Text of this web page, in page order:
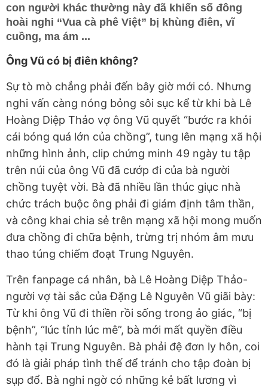
con người khác thường này đã khiến số đông
hoài nghi “Vua cà phê Việt” bị khùng điên, vĩ
cuồng, ma ám ...
Ông Vũ có bị điên không?
Sự tò mò chẳng phải đến bây giờ mới có. Nhưng
nghi vấn càng nóng bỏng sôi sục kể từ khi bà Lê
Hoàng Diệp Thảo vợ ông Vũ quyết “bước ra khỏi
cái bóng quá lớn của chồng”, tung lên mạng xã hội
những hình ảnh, clip chứng minh 49 ngày tu tập
trên núi của ông Vũ đã cướp đi của bà người
chồng tuyệt vời. Bà đã nhiều lần thúc giục nhà
chức trách buộc ông phải đi giám định tâm thần,
và công khai chia sẻ trên mạng xã hội mong muốn
đưa chồng đi chữa bệnh, trừng trị nhóm âm mưu
thao túng chiếm đoạt Trung Nguyên.
Trên fanpage cá nhân, bà Lê Hoàng Diệp Thảo-
người vợ tài sắc của Đặng Lê Nguyên Vũ giãi bày:
Từ khi ông Vũ đi thiền rồi sống trong ảo giác, “bị
bệnh”, “lúc tỉnh lúc mê”, bà mới mất quyền điều
hành tại Trung Nguyên. Bà phải đệ đơn ly hôn, coi
đó là giải pháp tình thế để tránh cho tập đoàn bị
sụp đổ. Bà nghi ngờ có những kẻ bất lương vì